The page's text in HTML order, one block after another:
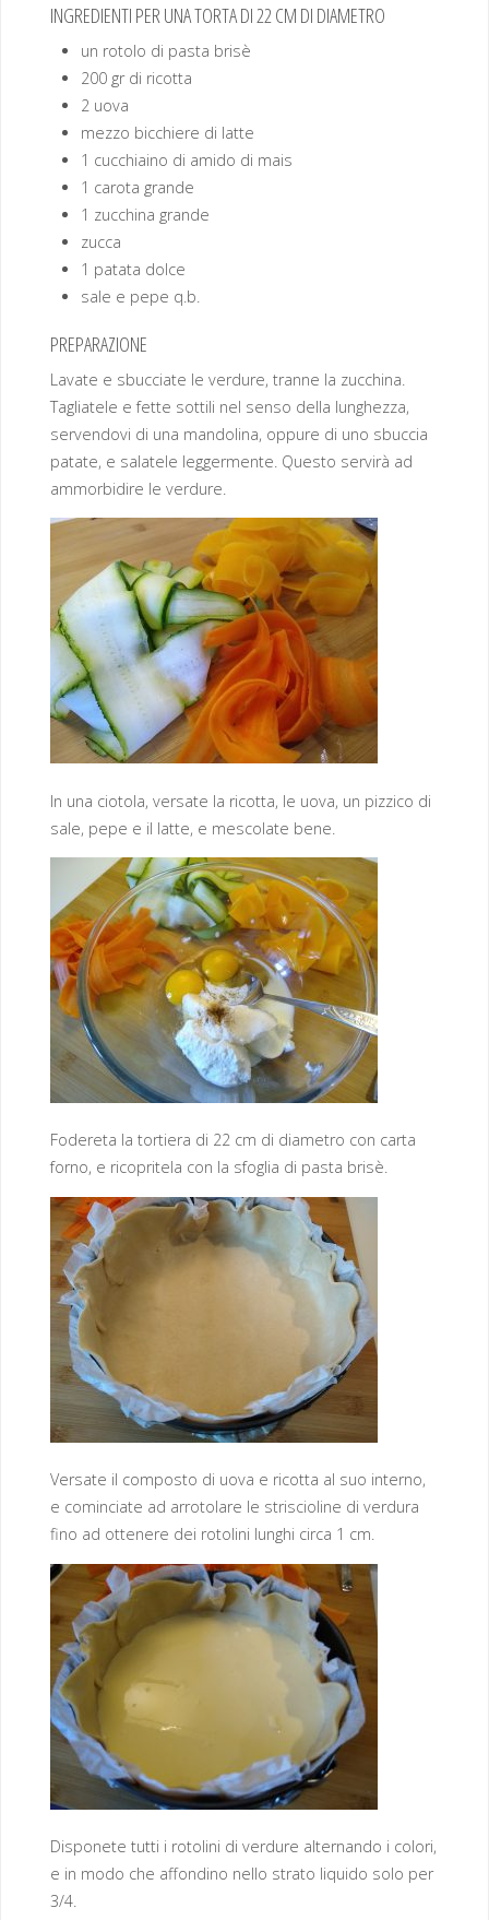
INGREDIENTI PER UNA TORTA DI 22 CM DI DIAMETRO
un rotolo di pasta brisè
200 gr di ricotta
2 uova
mezzo bicchiere di latte
1 cucchiaino di amido di mais
1 carota grande
1 zucchina grande
zucca
1 patata dolce
sale e pepe q.b.
PREPARAZIONE
Lavate e sbucciate le verdure, tranne la zucchina.
Tagliatele e fette sottili nel senso della lunghezza,
servendovi di una mandolina, oppure di uno sbuccia
patate, e salatele leggermente. Questo servirà ad
ammorbidire le verdure.
In una ciotola, versate la ricotta, le uova, un pizzico di
sale, pepe e il latte, e mescolate bene.
Fodereta la tortiera di 22 cm di diametro con carta
forno, e ricopritela con la sfoglia di pasta brisè.
Versate il composto di uova e ricotta al suo interno,
e cominciate ad arrotolare le striscioline di verdura
fino ad ottenere dei rotolini lunghi circa 1 cm.
Disponete tutti i rotolini di verdure alternando i colori,
e in modo che affondino nello strato liquido solo per
3/4.